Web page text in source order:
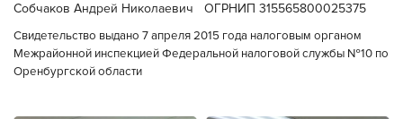
Собчаков Андрей Николаевич ОГРНИП 315565800025375
Свидетельство выдано 7 апреля 2015 года налоговым органом
Межрайонной инспекцией Федеральной налоговой службы №10 по
Оренбургской области